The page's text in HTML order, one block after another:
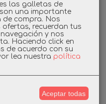
las galletas de
una importante
de compra. Nos
recuerdan tus
y nos
Haciendo click en
de acuerdo con su
lea nuestra política
Aceptar todas